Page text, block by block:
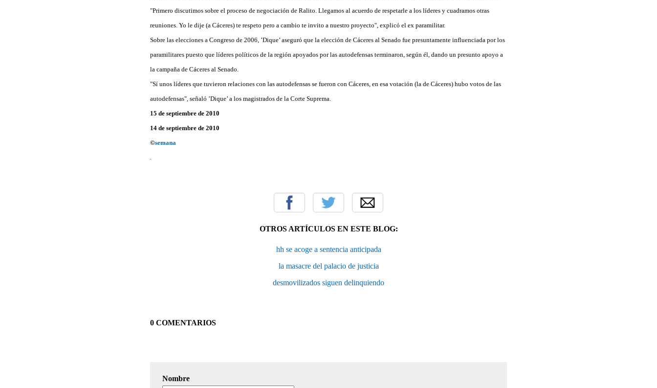
"Primero discutimos sobre el proceso de negociación de Ralito. Llegamos al acuerdo de respetarle a los líderes y cuadramos otras
reuniones. Yo le dije (a Cáceres) te respeto pero a cambio te invito a nuestro proyecto", explicó el ex paramilitar.
Sobre las elecciones a Congreso de 2006, ’Dique’ aseguró que la elección de Cáceres al Senado fue presuntamente influenciada por los
paramilitares puesto que líderes políticos de la región apoyados por las autodefensas terminaron, según él, dando un presunto apoyo a
la campaña de Cáceres al Senado.
"Sí unos líderes que tuvieron relaciones con las autodefensas se fueron con Cáceres, en esa votación (la de Cáceres) hubo votos de las
autodefensas", señaló ’Dique’ a los magistrados de la Corte Suprema.
15 de septiembre de 2010
14 de septiembre de 2010
©semana
OTROS ARTÍCULOS EN ESTE BLOG:
hh se acoge a sentencia anticipada
la masacre del palacio de justicia
desmovilizados siguen delinquiendo
0 COMENTARIOS
Nombre